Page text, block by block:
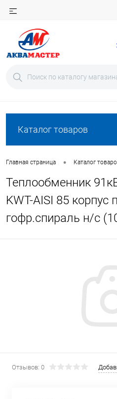
Каталог товаров
Главная страница • Каталог
Теплообменник
KWT-AISI 85 корпус
гофр.спираль н/с
Отзывов: 0